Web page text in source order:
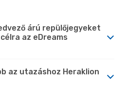
árú repülőjegyeket
az eDreams
az utazáshoz Heraklion